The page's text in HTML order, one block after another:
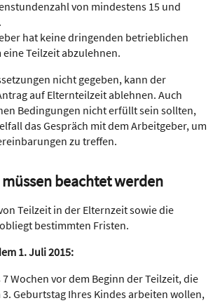
von mindestens 15 und
hat keine dringenden betrieblichen
eine Teilzeit abzulehnen.
nicht gegeben, kann der
auf Elternteilzeit ablehnen. Auch
Bedingungen nicht erfüllt sein sollten,
das Gespräch mit dem Arbeitgeber, um
zu treffen.
müssen beachtet werden
Teilzeit in der Elternzeit sowie die
bestimmten Fristen.
1. Juli 2015:
Wochen vor dem Beginn der Teilzeit, die
3. Geburtstag Ihres Kindes arbeiten wollen,